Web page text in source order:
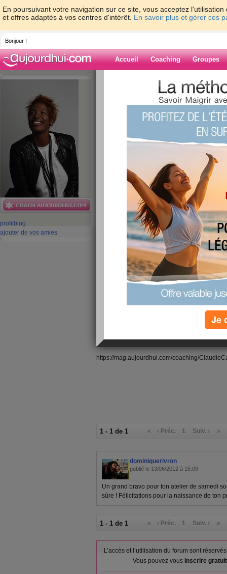
En poursuivant votre navigation sur ce site, vous acceptez
et offres adaptés à vos centres d'intérêt. En savoir plus et gérer ces
Bonjour !
Accueil Coaching Groupes
profil blog
ajouter de vos amies
> ClaudieCaufour > Il
Blog de
Il est né hier à 15
publié le 11/06/2012 à 12:59
.... et il va transformer votre vie !
https://mag.aujourdhui.com/coaching/
1 - 1 de 1 « ‹ Préc. 1 Suiv. › »
dominiquerivron
publié le 13/06/2012 à 15:09
Un grand bravo pour ton atelier de samedi
sûre ! Félicitations pour la naissance de ton
1 - 1 de 1 « ‹ Préc. 1 Suiv. › »
L’accès et l’utilisation du forum sont
Vous pouvez vous inscrire
Je